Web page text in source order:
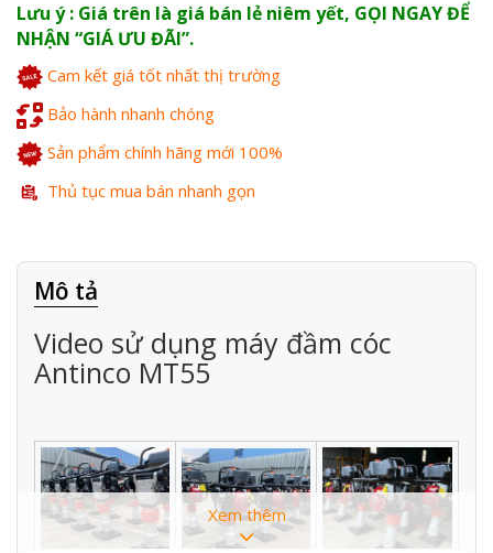
Lưu ý : Giá trên là giá bán lẻ niêm yết, GỌI NGAY ĐỂ
NHẬN “GIÁ ƯU ĐÃI”.
Cam kết giá tốt nhất thị trường
Bảo hành nhanh chóng
Sản phẩm chính hãng mới 100%
Thủ tục mua bán nhanh gọn
Mô tả
Video sử dụng máy đầm cóc
Antinco MT55
Xem thêm